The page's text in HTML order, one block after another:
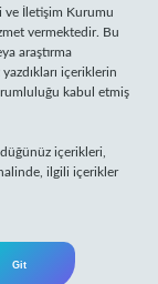
ve İletişim Kurumu
vermektedir. Bu
araştırma
içeriklerin
kabul etmiş
içerikleri,
ilgili içerikler